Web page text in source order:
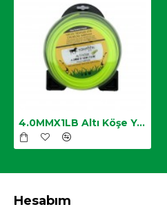
4.0MMX1LB Altı Köşe Yeşil Motorlu Tırpan Misinası
Hesabım